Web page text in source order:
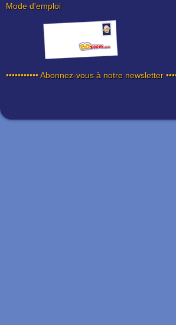
Mode d'emploi
••••••••••• Abonnez-vous à notre newsletter